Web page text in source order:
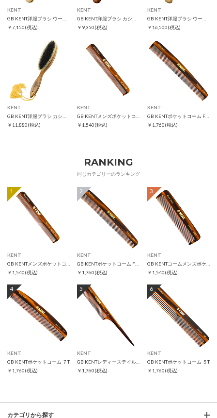
KENT
￥7,150(税込)
KENT
￥9,350(税込)
KENT
￥16,500(税込)
KENT
￥11,880(税込)
KENT
￥1,540(税込)
KENT
GB KENTポケットコーム F3T
￥1,760(税込)
RANKING
同じカテゴリーのランキング
1
KENT
￥1,540(税込)
2
KENT
￥1,760(税込)
3
KENT
￥1,540(税込)
4
KENT
GB KENTポケットコーム ７T
￥1,760(税込)
5
KENT
￥1,760(税込)
6
KENT
GB KENTポケットコーム ５T
￥1,760(税込)
カテゴリから探す